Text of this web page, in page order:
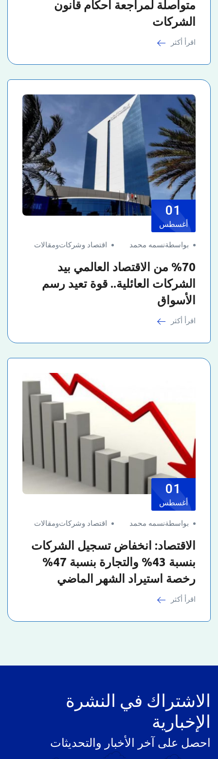
متواصلة لمراجعة أحكام قانون
الشركات
اقرأ أكثر
01
أغسطس
بواسطةنسمه محمد اقتصاد وشركاتومقالات
%70 من الاقتصاد العالمي بيد
الشركات العائلية.. قوة تعيد رسم
الأسواق
اقرأ أكثر
01
أغسطس
بواسطةنسمه محمد اقتصاد وشركاتومقالات
الاقتصاد: انخفاض تسجيل الشركات
بنسبة 43% والتجارة بنسبة 47%
رخصة استيراد الشهر الماضي
اقرأ أكثر
الاشتراك في النشرة
الإخبارية
احصل على آخر الأخبار والتحديثات